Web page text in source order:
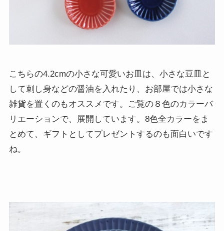
こちらの4.2cmの小さな可愛いお皿は、小さな豆皿と
して刺し身などの醤油を入れたり、お部屋では小さな
雑貨を置くのもオススメです。ご覧の８色のカラーバ
リエーションで、展開しています。8色全カラーをま
とめて、ギフトとしてプレゼントするのも面白いです
ね。